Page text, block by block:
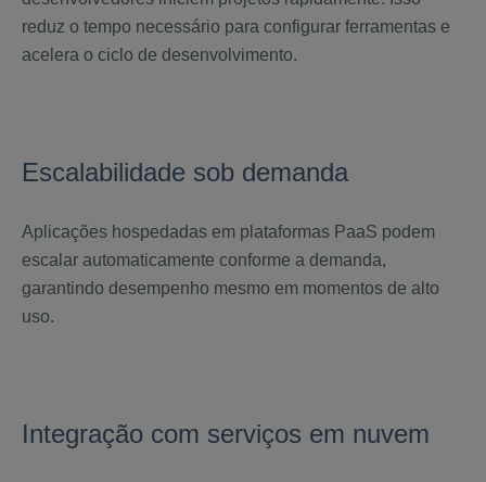
reduz o tempo necessário para configurar ferramentas e
acelera o ciclo de desenvolvimento.
Escalabilidade sob demanda
Aplicações hospedadas em plataformas PaaS podem
escalar automaticamente conforme a demanda,
garantindo desempenho mesmo em momentos de alto
uso.
Integração com serviços em nuvem